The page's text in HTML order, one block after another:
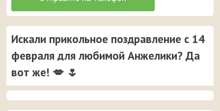
Искали прикольное поздравление с 14
февраля для любимой Анжелики? Да
вот же! 💋 🌷